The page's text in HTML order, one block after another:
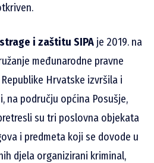
i zaštitu SIPA je 2019. na
međunarodne pravne
Hrvatske izvršila i
na području općina Posušje,
su tri poslovna objekata
i predmeta koji se dovode u
djela organizirani kriminal,